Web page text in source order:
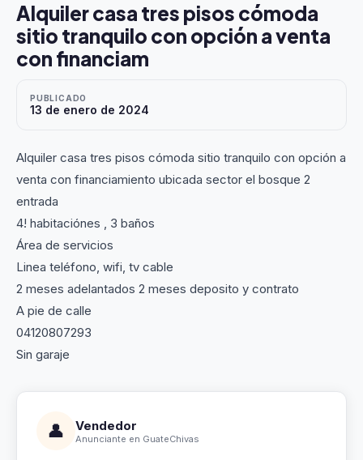
Alquiler casa tres pisos cómoda
sitio tranquilo con opción a venta
con financiam
PUBLICADO
13 de enero de 2024
Alquiler casa tres pisos cómoda sitio tranquilo con opción a
venta con financiamiento ubicada sector el bosque 2
entrada
4! habitaciónes , 3 baños
Área de servicios
Linea teléfono, wifi, tv cable
2 meses adelantados 2 meses deposito y contrato
A pie de calle
04120807293
Sin garaje
👤 Vendedor
Anunciante en GuateChivas